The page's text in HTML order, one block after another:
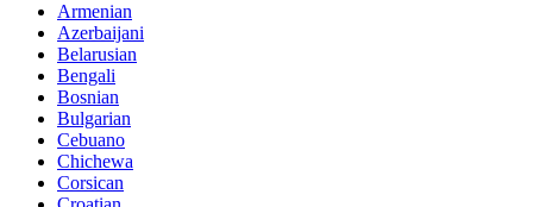
Armenian
Azerbaijani
Belarusian
Bengali
Bosnian
Bulgarian
Cebuano
Chichewa
Corsican